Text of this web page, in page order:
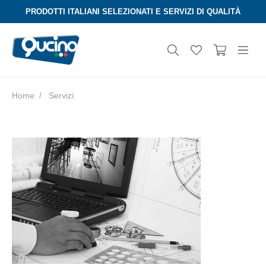
Aura
PRODOTTI ITALIANI SELEZIONATI E SERVIZI DI QUALITÀ
Home Servizi